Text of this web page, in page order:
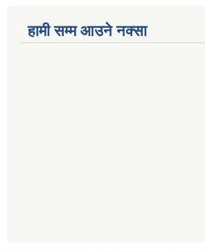
हामी सम्म आउने नक्सा